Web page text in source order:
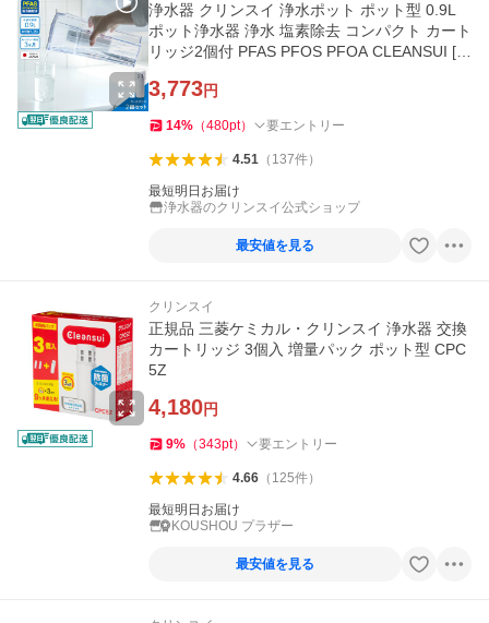
浄水器 クリンスイ 浄水ポット ポット型 0.9L
ポット浄水器 浄水 塩素除去 コンパクト カート
リッジ2個付 PFAS PFOS PFOA CLEANSUI [C
3,773円
14% （480pt） 要エントリー
4.51（ 137件）
最短明日お届け
浄水器のクリンスイ公式ショップ
最安値を見る
クリンスイ
正規品 三菱ケミカル・クリンスイ 浄水器 交換
カートリッジ 3個入 増量パック ポット型 CPC
5Z
4,180円
9% （343pt） 要エントリー
4.66（ 125件）
最短明日お届け
KOUSHOU プラザー
最安値を見る